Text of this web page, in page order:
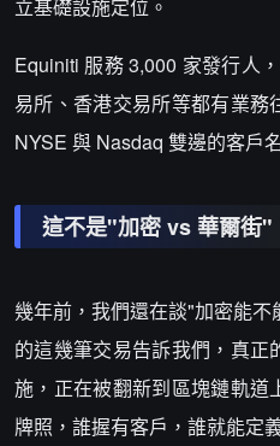
立基礎設施定位。
Equiniti 服務 3,000 家發行人
易所、香港交易所等都有業務
NYSE 與 Nasdaq 雙邊的客戶
這不是"加密 vs 華爾街"
幾年前，我們還在談"加密能
的這幾筆交易告訴我們，真正
施，正在被翻新到區塊鏈軌道
牌照，誰握有客戶，誰就能定